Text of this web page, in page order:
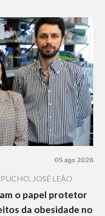
05 ago 2026
, JOSÉ LEÃO
o papel protetor
da obesidade no